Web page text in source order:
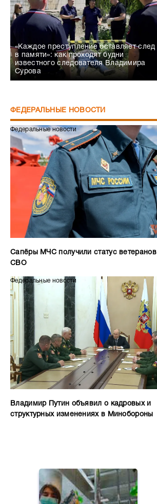
«Каждое преступление оставляет след
в памяти»: как проходят будни
известного следователя Владимира
Сурова
ФЕДЕРАЛЬНЫЕ НОВОСТИ
Федеральные новости
Сапёры МЧС получили статус ветеранов
СВО
Федеральные новости
Владимир Путин объявил о кадровых и
структурных изменениях в Минобороны